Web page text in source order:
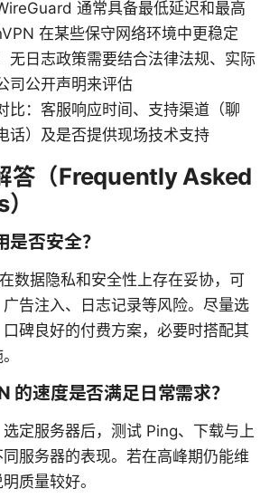
通常具备最低延迟和最高
在某些保守网络环境中更稳定
无日志政策需要结合法律法规、实际
司公开声明来评估
比：客服响应时间、支持渠道（聊
话）及是否提供现场技术支持
答（Frequently Asked
否安全？
数据隐私和安全性上存在妥协，可
告注入、日志记录等风险。尽量选
碑良好的付费方案，必要时搭配其
的速度是否满足日常需求？
定服务器后，测试 Ping、下载与上
服务器的表现。若在高峰期仍能维
质量较好。